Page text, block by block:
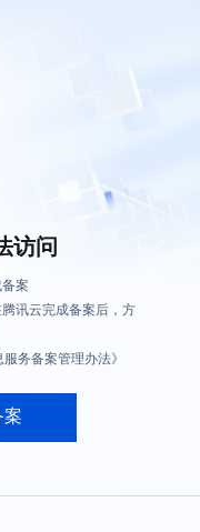
访问
案
讯云完成备案后，方
务备案管理办法》
案